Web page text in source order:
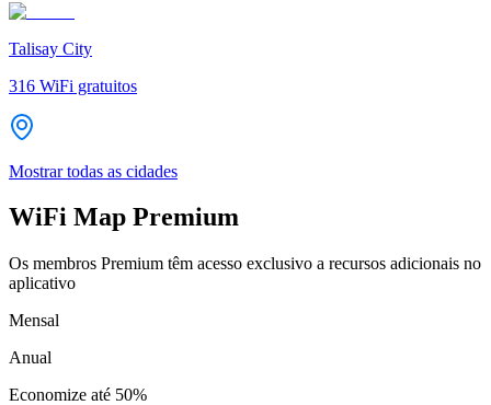
Talisay City
316 WiFi gratuitos
Mostrar todas as cidades
WiFi Map Premium
Os membros Premium têm acesso exclusivo a recursos adicionais no
aplicativo
Mensal
Anual
Economize até 50%